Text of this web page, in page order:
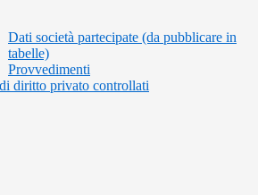
Dati società partecipate (da pubblicare in
tabelle)
Provvedimenti
diritto privato controllati